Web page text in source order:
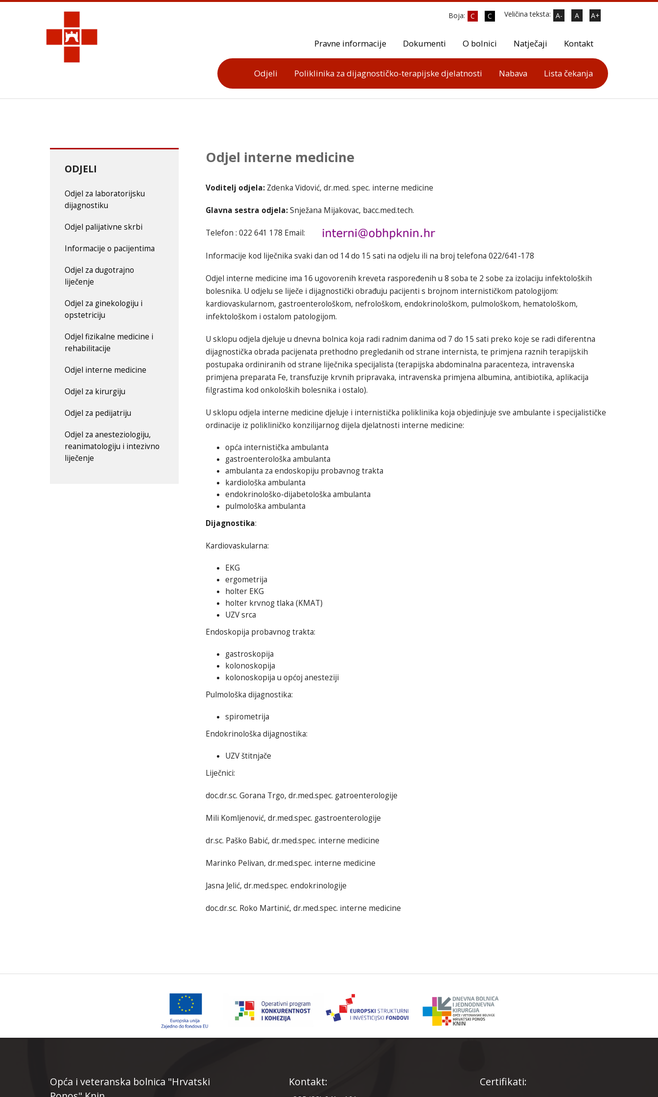
C C
Boja: A- A A+
Veličina teksta:
Pravne informacije Dokumenti O bolnici Natječaji Kontakt
Odjeli Poliklinika za dijagnostičko-terapijske djelatnosti Nabava Lista čekanja
ODJELI
Odjel za laboratorijsku
dijagnostiku
Odjel palijativne skrbi
Informacije o pacijentima
Odjel za dugotrajno
liječenje
Odjel za ginekologiju i
opstetriciju
Odjel fizikalne medicine i
rehabilitacije
Odjel interne medicine
Odjel za kirurgiju
Odjel za pedijatriju
Odjel za anesteziologiju,
reanimatologiju i intezivno
liječenje
Odjel interne medicine
Voditelj odjela:Zdenka Vidović, dr.med. spec. interne medicine
Glavna sestra odjela:Snježana Mijakovac, bacc.med.tech.
Telefon : 022 641 178 Email:
Informacije kod liječnika svaki dan od 14 do 15 sati na odjelu ili na broj telefona 022/641-178
Odjel interne medicine ima 16 ugovorenih kreveta raspoređenih u 8 soba te 2 sobe za izolaciju infektoloških
bolesnika. U odjelu se liječe i dijagnostički obrađuju pacijenti s brojnom internističkom patologijom:
kardiovaskularnom, gastroenterološkom, nefrološkom, endokrinološkom, pulmološkom, hematološkom,
infektološkom i ostalom patologijom.
U sklopu odjela djeluje u dnevna bolnica koja radi radnim danima od 7 do 15 sati preko koje se radi diferentna
dijagnostička obrada pacijenata prethodno pregledanih od strane internista, te primjena raznih terapijskih
postupaka ordiniranih od strane liječnika specijalista (terapijska abdominalna paracenteza, intravenska
primjena preparata Fe, transfuzije krvnih pripravaka, intravenska primjena albumina, antibiotika, aplikacija
filgrastima kod onkoloških bolesnika i ostalo).
U sklopu odjela interne medicine djeluje i internistička poliklinika koja objedinjuje sve ambulante i specijalističke
ordinacije iz polikliničko konzilijarnog dijela djelatnosti interne medicine:
opća internistička ambulanta
gastroenterološka ambulanta
ambulanta za endoskopiju probavnog trakta
kardiološka ambulanta
endokrinološko-dijabetološka ambulanta
pulmološka ambulanta
Dijagnostika:
Kardiovaskularna:
EKG
ergometrija
holter EKG
holter krvnog tlaka (KMAT)
UZV srca
Endoskopija probavnog trakta:
gastroskopija
kolonoskopija
kolonoskopija u općoj anesteziji
Pulmološka dijagnostika:
spirometrija
Endokrinološka dijagnostika:
UZV štitnjače
Liječnici:
doc.dr.sc. Gorana Trgo, dr.med.spec. gatroenterologije
Mili Komljenović, dr.med.spec. gastroenterologije
dr.sc. Paško Babić, dr.med.spec. interne medicine
Marinko Pelivan, dr.med.spec. interne medicine
Jasna Jelić, dr.med.spec. endokrinologije
doc.dr.sc. Roko Martinić, dr.med.spec. interne medicine
Opća i veteranska bolnica "Hrvatski
Kontakt: Certifikati: